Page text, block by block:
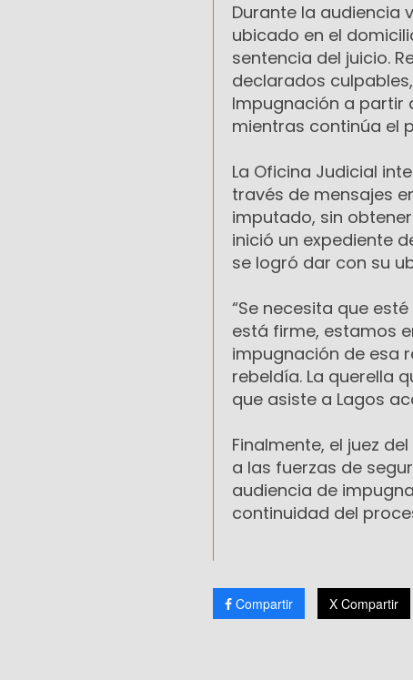
Durante la audiencia
ubicado en el
sentencia del juicio.
declarados
Impugnación a partir
mientras continúa el
La Oficina Judicial
través de mensajes
imputado, sin
inició un expediente
se logró dar con su
“Se necesita que
está firme, estamos
impugnación de esa
rebeldía. La querella
que asiste a Lagos
Finalmente, el juez
a las fuerzas de
audiencia de
continuidad del
Compartir X Compartir